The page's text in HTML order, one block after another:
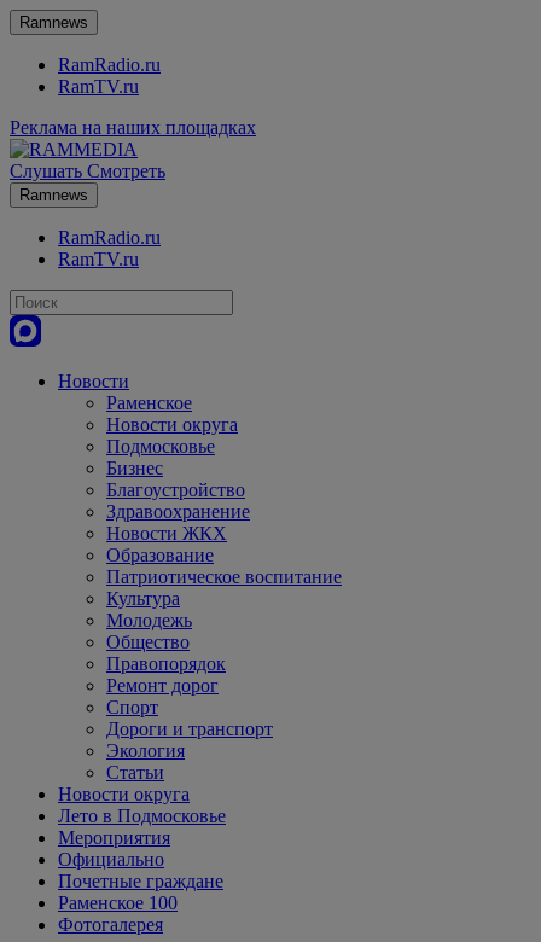
Ramnews
RamRadio.ru
RamTV.ru
Реклама на наших площадках
Слушать Смотреть
Ramnews
RamRadio.ru
RamTV.ru
Новости
Раменское
Новости округа
Подмосковье
Бизнес
Благоустройство
Здравоохранение
Новости ЖКХ
Образование
Патриотическое воспитание
Культура
Молодежь
Общество
Правопорядок
Ремонт дорог
Спорт
Дороги и транспорт
Экология
Статьи
Новости округа
Лето в Подмосковье
Мероприятия
Официально
Почетные граждане
Раменское 100
Фотогалерея